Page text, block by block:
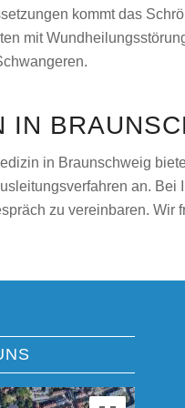
kommt das
mit
IN
in Braunschweig
an. Bei
zu vereinbaren. Wir